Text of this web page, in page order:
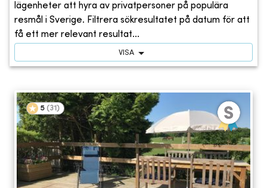
lägenheter att hyra av privatpersoner på populära
resmål i Sverige. Filtrera sökresultatet på datum för att
få ett mer relevant resultat...
VISA
5 (31 )